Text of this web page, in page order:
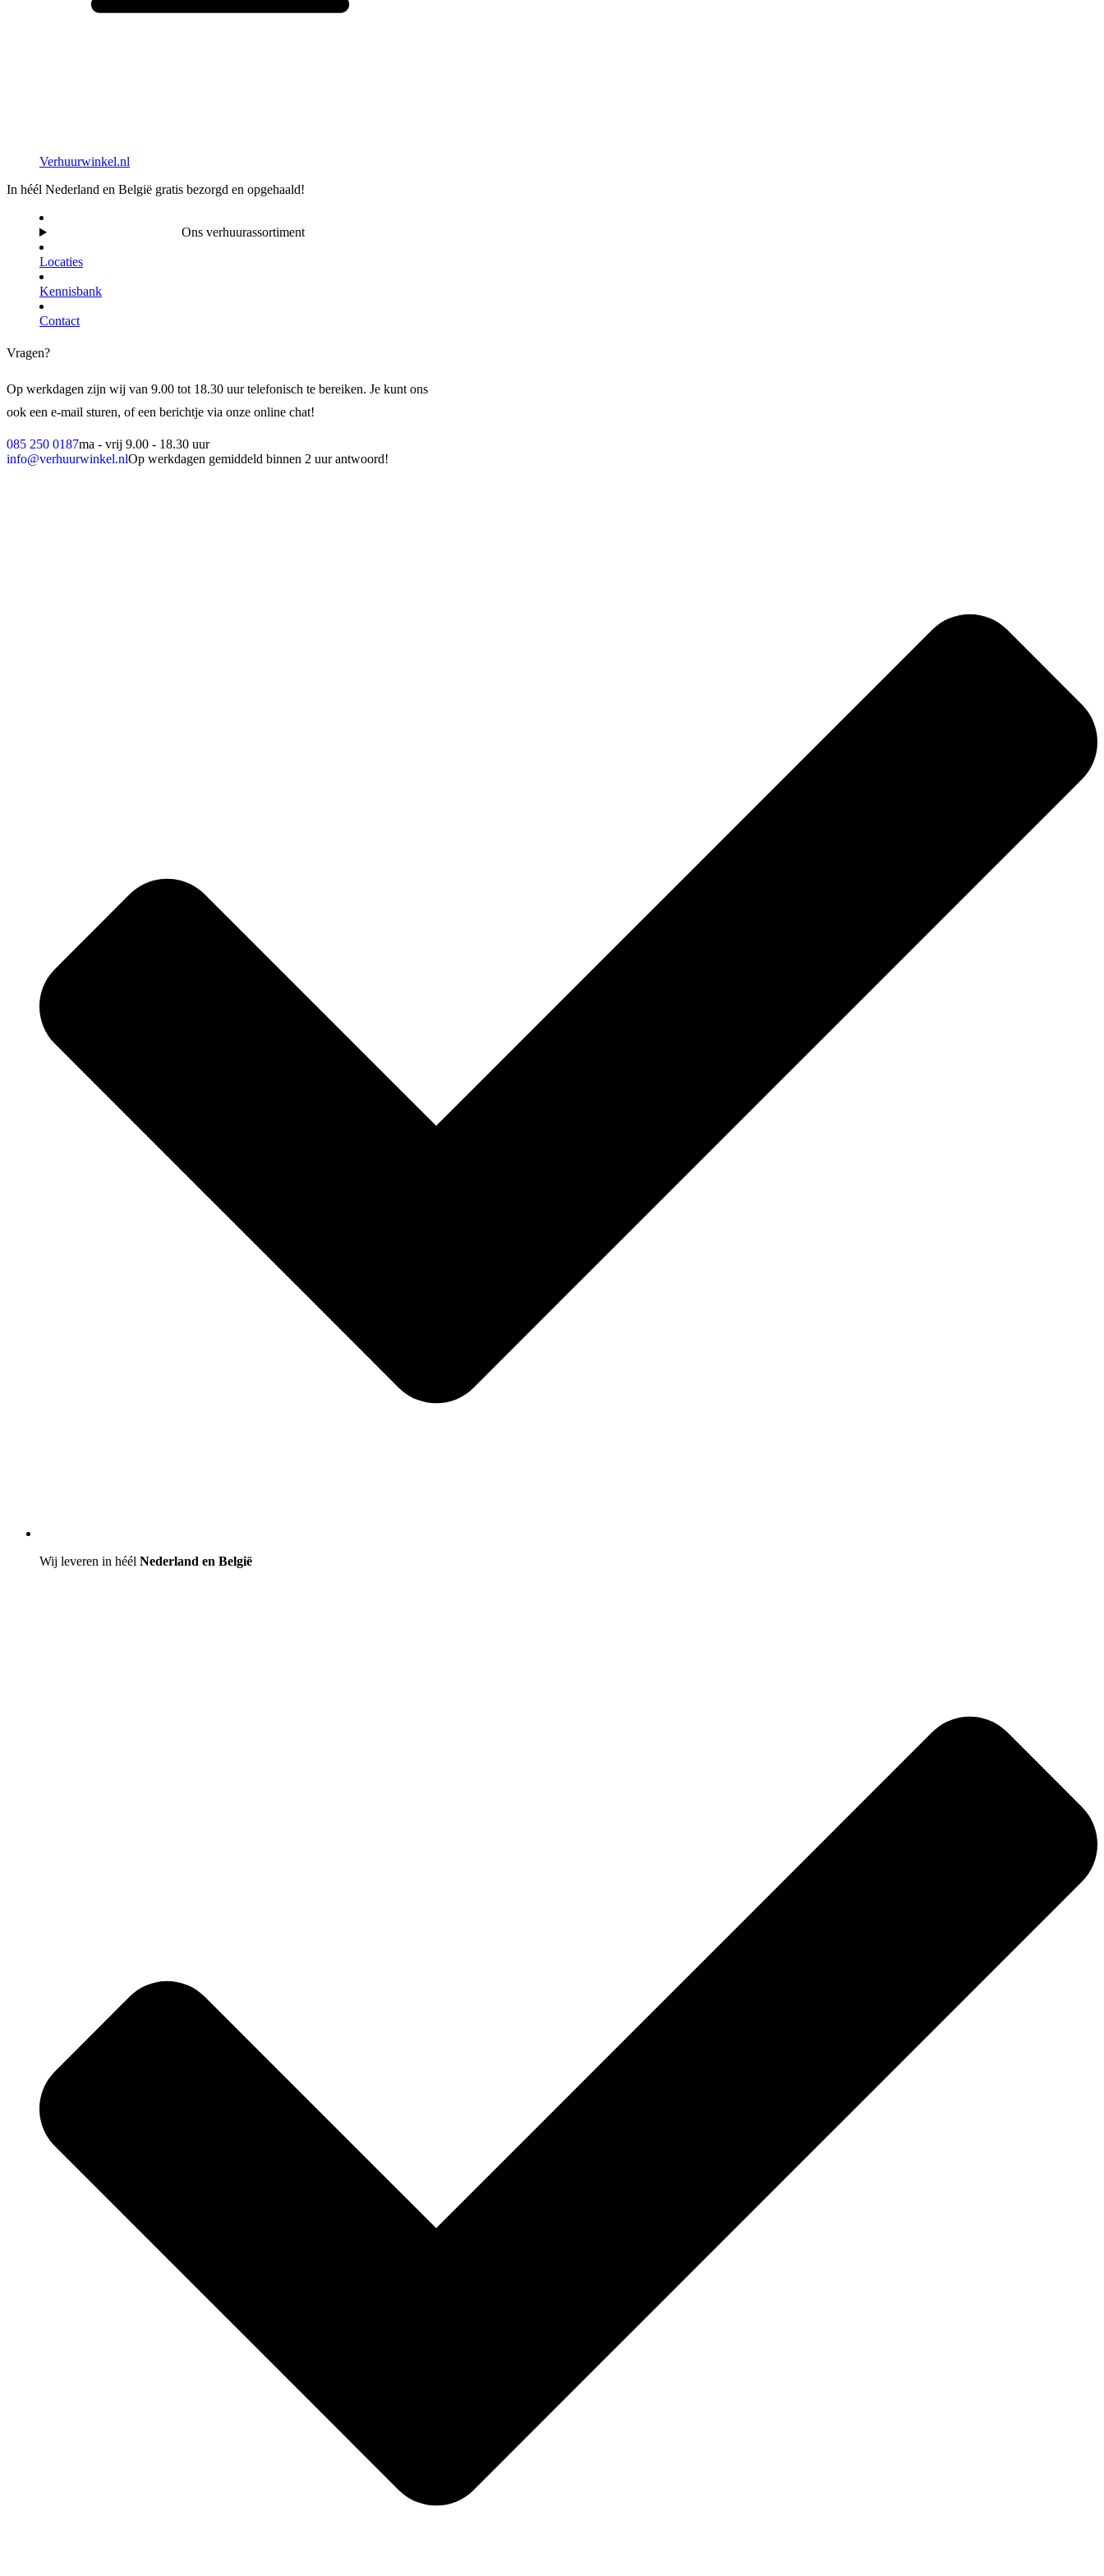
Verhuurwinkel.nl
In héél Nederland en België gratis bezorgd en opgehaald!
Ons verhuurassortiment
Locaties
Kennisbank
Contact
Vragen?
Op werkdagen zijn wij van 9.00 tot 18.30 uur telefonisch te bereiken. Je kunt ons
ook een e-mail sturen, of een berichtje via onze online chat!
085 250 0187ma - vrij 9.00 - 18.30 uur
info@verhuurwinkel.nlOp werkdagen gemiddeld binnen 2 uur antwoord!
Wij leveren in héél Nederland en België